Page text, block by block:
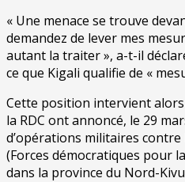
« Une menace se trouve
demandez de lever mes
autant la traiter », a-t-il
ce que Kigali qualifie de «
Cette position intervient alors
la RDC ont annoncé, le 29
d’opérations militaires contre
(Forces démocratiques pour
dans la province du Nord-